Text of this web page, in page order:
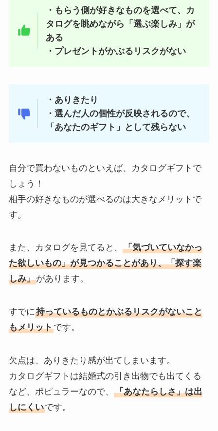
・もらう側が好きなものを選べて、カ
タログを眺めながら「選ぶ楽しみ」が
ある
・プレゼントがかぶるリスクがない
・ありきたり
・選んだ人の個性が反映されるので、
「あなたのギフト」として残らない
自分で買わないものといえば、カタログギフトで
しょう！
相手の好きなものが選べるのは大きなメリットで
す。
また、カタログを見てると、 「気づいていなかっ
た欲しいもの」が見つかることがあり、「探す楽
しみ」があります。
すでに持っているものとかぶるリスクがないこと
もメリットです。
欠点は、ありきたり感が出てしまいます。
カタログギフトは結婚式の引き出物でも出てくる
など、ポピュラーなので、 「あなたらしさ」は出
しにくいです。